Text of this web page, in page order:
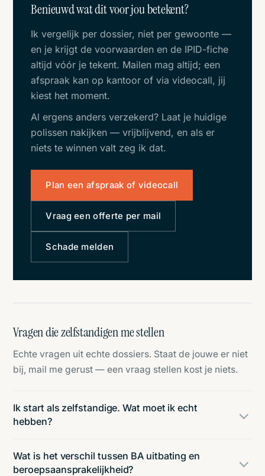
Benieuwd wat dit voor jou betekent?
Ik vergelijk per dossier, niet per gewoonte —
en je krijgt de voorwaarden en de IPID-fiche
altijd vóór je tekent. Mailen mag altijd; een
afspraak kan op kantoor of via videocall, jij
kiest het moment.
Al ergens anders verzekerd? Laat je huidige
polissen nakijken — vrijblijvend, en als er
niets te winnen valt zeg ik dat.
Plan een afspraak of videocall
Vraag een offerte per mail
Schade melden
Vragen die zelfstandigen me stellen
Echte vragen uit echte dossiers. Staat de jouwe er niet
bij, mail me gerust — een vraag stellen kost je niets.
Ik start als zelfstandige. Wat moet ik echt
hebben?
Wat is het verschil tussen BA uitbating en
beroepsaansprakelijkheid?